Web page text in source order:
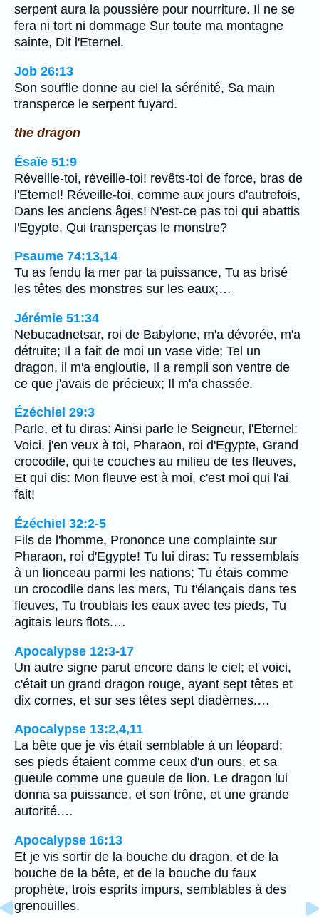
serpent aura la poussière pour nourriture. Il ne se
fera ni tort ni dommage Sur toute ma montagne
sainte, Dit l'Eternel.
Job 26:13
Son souffle donne au ciel la sérénité, Sa main
transperce le serpent fuyard.
the dragon
Ésaïe 51:9
Réveille-toi, réveille-toi! revêts-toi de force, bras de
l'Eternel! Réveille-toi, comme aux jours d'autrefois,
Dans les anciens âges! N'est-ce pas toi qui abattis
l'Egypte, Qui transperças le monstre?
Psaume 74:13,14
Tu as fendu la mer par ta puissance, Tu as brisé
les têtes des monstres sur les eaux;…
Jérémie 51:34
Nebucadnetsar, roi de Babylone, m'a dévorée, m'a
détruite; Il a fait de moi un vase vide; Tel un
dragon, il m'a engloutie, Il a rempli son ventre de
ce que j'avais de précieux; Il m'a chassée.
Ézéchiel 29:3
Parle, et tu diras: Ainsi parle le Seigneur, l'Eternel:
Voici, j'en veux à toi, Pharaon, roi d'Egypte, Grand
crocodile, qui te couches au milieu de tes fleuves,
Et qui dis: Mon fleuve est à moi, c'est moi qui l'ai
fait!
Ézéchiel 32:2-5
Fils de l'homme, Prononce une complainte sur
Pharaon, roi d'Egypte! Tu lui diras: Tu ressemblais
à un lionceau parmi les nations; Tu étais comme
un crocodile dans les mers, Tu t'élançais dans tes
fleuves, Tu troublais les eaux avec tes pieds, Tu
agitais leurs flots.…
Apocalypse 12:3-17
Un autre signe parut encore dans le ciel; et voici,
c'était un grand dragon rouge, ayant sept têtes et
dix cornes, et sur ses têtes sept diadèmes.…
Apocalypse 13:2,4,11
La bête que je vis était semblable à un léopard;
ses pieds étaient comme ceux d'un ours, et sa
gueule comme une gueule de lion. Le dragon lui
donna sa puissance, et son trône, et une grande
autorité.…
Apocalypse 16:13
Et je vis sortir de la bouche du dragon, et de la
bouche de la bête, et de la bouche du faux
prophète, trois esprits impurs, semblables à des
grenouilles.